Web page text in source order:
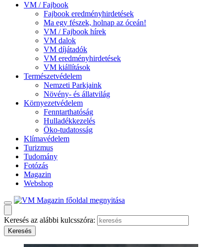
VM / Fajbook
Fajbook eredményhirdetések
Ma egy fészek, holnap az óceán!
VM / Fajbook hírek
VM dalok
VM díjátadók
VM eredményhirdetések
VM kiállítások
Természetvédelem
Nemzeti Parkjaink
Növény- és állatvilág
Környezetvédelem
Fenntarthatóság
Hulladékkezelés
Öko-tudatosság
Klímavédelem
Turizmus
Tudomány
Fotózás
Magazin
Webshop
Keresés az alábbi kulcsszóra: